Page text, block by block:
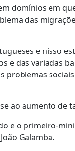
domínios em
das
e nisso
e das variadas
problemas
ao aumento de
e o primeiro-
Galamba.